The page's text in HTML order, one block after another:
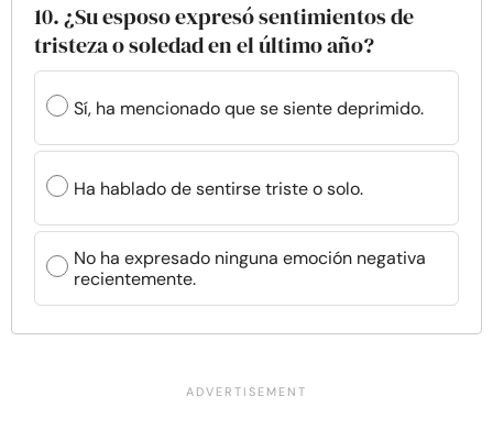
10. ¿Su esposo expresó sentimientos de
tristeza o soledad en el último año?
Sí, ha mencionado que se siente deprimido.
Ha hablado de sentirse triste o solo.
No ha expresado ninguna emoción negativa
recientemente.